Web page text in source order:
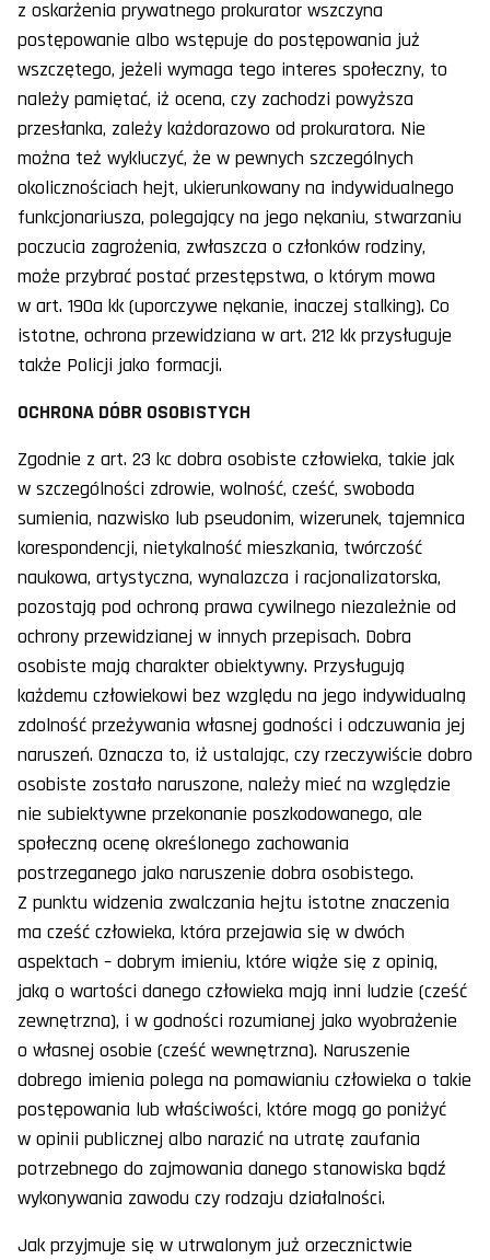
z oskarżenia prywatnego prokurator wszczyna
postępowanie albo wstępuje do postępowania już
wszczętego, jeżeli wymaga tego interes społeczny, to
należy pamiętać, iż ocena, czy zachodzi powyższa
przesłanka, zależy każdorazowo od prokuratora. Nie
można też wykluczyć, że w pewnych szczególnych
okolicznościach hejt, ukierunkowany na indywidualnego
funkcjonariusza, polegający na jego nękaniu, stwarzaniu
poczucia zagrożenia, zwłaszcza o członków rodziny,
może przybrać postać przestępstwa, o którym mowa
w art. 190a kk (uporczywe nękanie, inaczej stalking). Co
istotne, ochrona przewidziana w art. 212 kk przysługuje
także Policji jako formacji.
OCHRONA DÓBR OSOBISTYCH
Zgodnie z art. 23 kc dobra osobiste człowieka, takie jak
w szczególności zdrowie, wolność, cześć, swoboda
sumienia, nazwisko lub pseudonim, wizerunek, tajemnica
korespondencji, nietykalność mieszkania, twórczość
naukowa, artystyczna, wynalazcza i racjonalizatorska,
pozostają pod ochroną prawa cywilnego niezależnie od
ochrony przewidzianej w innych przepisach. Dobra
osobiste mają charakter obiektywny. Przysługują
każdemu człowiekowi bez względu na jego indywidualną
zdolność przeżywania własnej godności i odczuwania jej
naruszeń. Oznacza to, iż ustalając, czy rzeczywiście dobro
osobiste zostało naruszone, należy mieć na względzie
nie subiektywne przekonanie poszkodowanego, ale
społeczną ocenę określonego zachowania
postrzeganego jako naruszenie dobra osobistego.
Z punktu widzenia zwalczania hejtu istotne znaczenia
ma cześć człowieka, która przejawia się w dwóch
aspektach – dobrym imieniu, które wiąże się z opinią,
jaką o wartości danego człowieka mają inni ludzie (cześć
zewnętrzna), i w godności rozumianej jako wyobrażenie
o własnej osobie (cześć wewnętrzna). Naruszenie
dobrego imienia polega na pomawianiu człowieka o takie
postępowania lub właściwości, które mogą go poniżyć
w opinii publicznej albo narazić na utratę zaufania
potrzebnego do zajmowania danego stanowiska bądź
wykonywania zawodu czy rodzaju działalności.
Jak przyjmuje się w utrwalonym już orzecznictwie